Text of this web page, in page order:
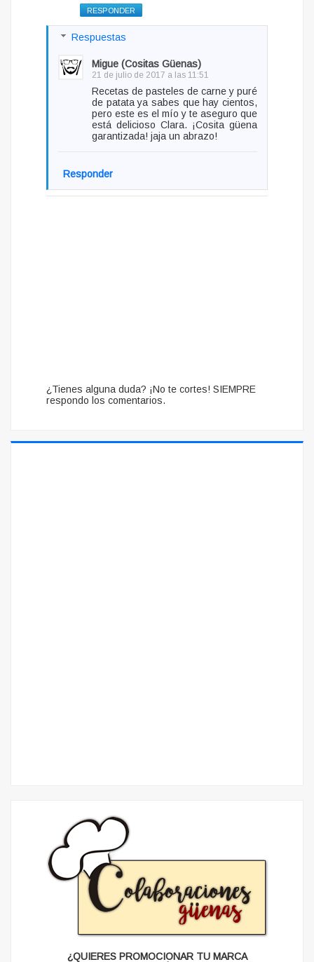
RESPONDER
Respuestas
Migue (Cositas Güenas)
21 de julio de 2017 a las 11:51
Recetas de pasteles de carne y puré
de patata ya sabes que hay cientos,
pero este es el mío y te aseguro que
está delicioso Clara. ¡Cosita güena
garantizada! jaja un abrazo!
Responder
¿Tienes alguna duda? ¡No te cortes! SIEMPRE
respondo los comentarios.
¿QUIERES PROMOCIONAR TU MARCA